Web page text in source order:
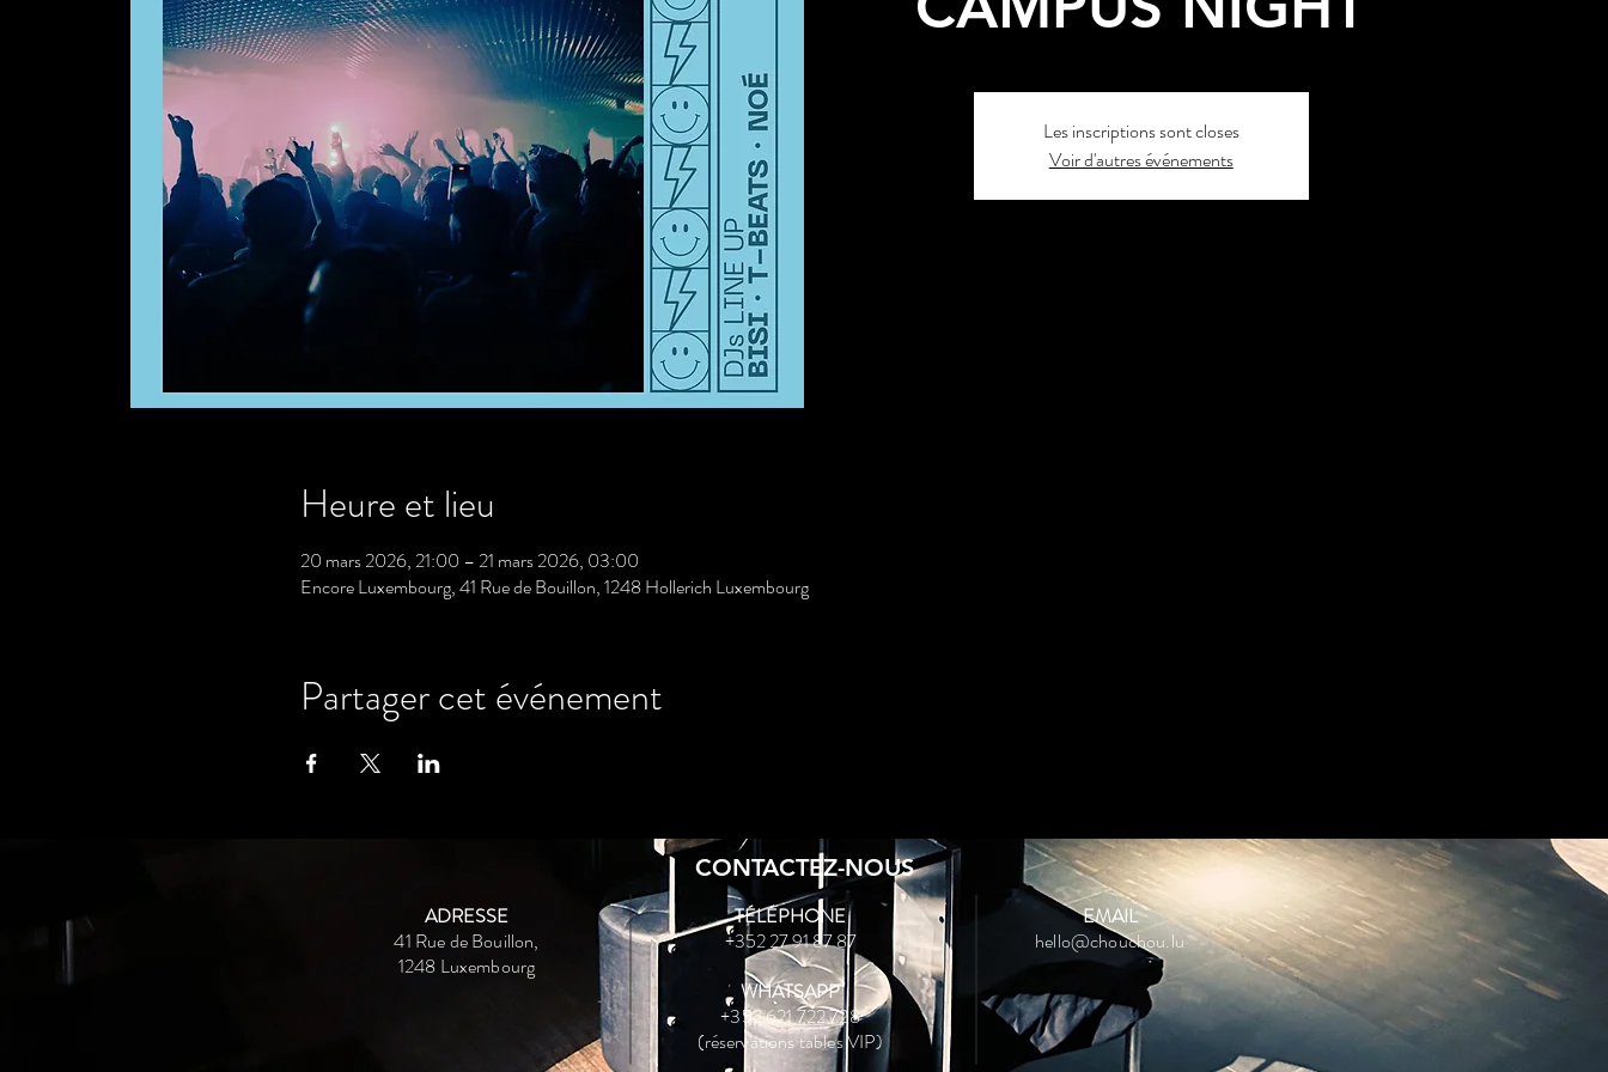
Les inscriptions sont closes
Voir d'autres événements
Heure et lieu
20 mars 2026, 21:00 – 21 mars 2026, 03:00
Encore Luxembourg, 41 Rue de Bouillon, 1248 Hollerich Luxembourg
Partager cet événement
CONTACTEZ-NOUS
ADRESSE
41 Rue de Bouillon,
1248 Luxembourg
TÉLÉPHONE
+352 27 91 87 87
WHATSAPP
+352 621 722 728
(réservations tables VIP)
EMAIL
hello@chouchou.lu